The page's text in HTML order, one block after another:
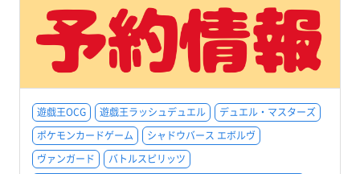
遊戯王OCG 遊戯王ラッシュデュエル
デュエル・マスターズ
ポケモンカードゲーム
シャドウバース エボルヴ
ヴァンガード
バトルスピリッツ